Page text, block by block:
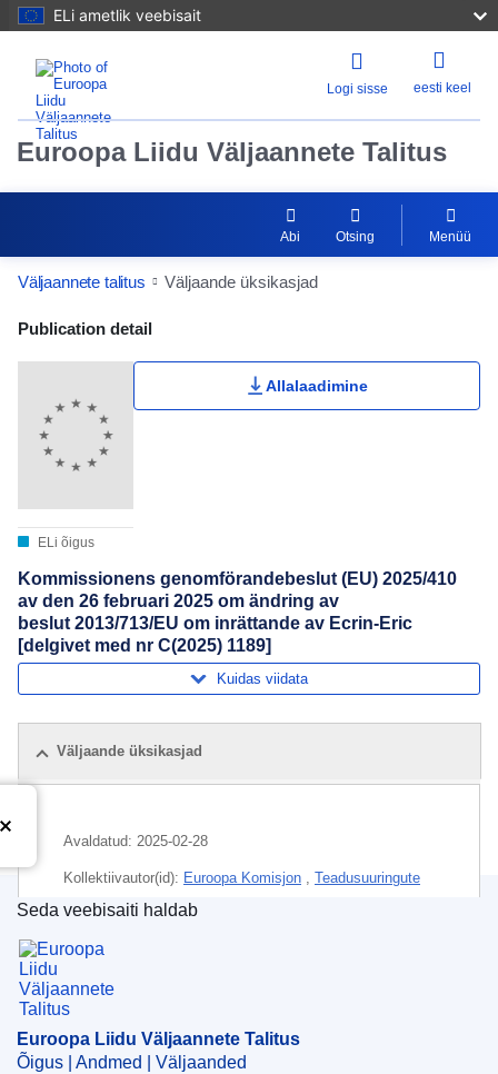
ELi ametlik veebisait
Logi sisse eesti keel
Euroopa Liidu Väljaannete Talitus
Abi Otsing Menüü
Väljaannete talitus Väljaande üksikasjad
Publication Detail Actions Portlet
Publication detail
ELi õigus
Allalaadimine
Kommissionens genomförandebeslut (EU) 2025/410
av den 26 februari 2025 om ändring av
beslut 2013/713/EU om inrättande av Ecrin-Eric
[delgivet med nr C(2025) 1189]
Kuidas viidata
Väljaande üksikasjad
Avaldatud: 2025-02-28
Kollektiivautor(id): Euroopa Komisjon , Teadusuuringute
ja innovatsiooni peadirektoraat
Teema:
institutsioonide tegevus
CELEX : 32025D0410
ELI : dec_impl/2025/410/oj
Euroopa Liidu Väljaannete Talitus
Seda veebisaiti haldab
Euroopa Liidu Väljaannete Talitus
Õigus | Andmed | Väljaanded